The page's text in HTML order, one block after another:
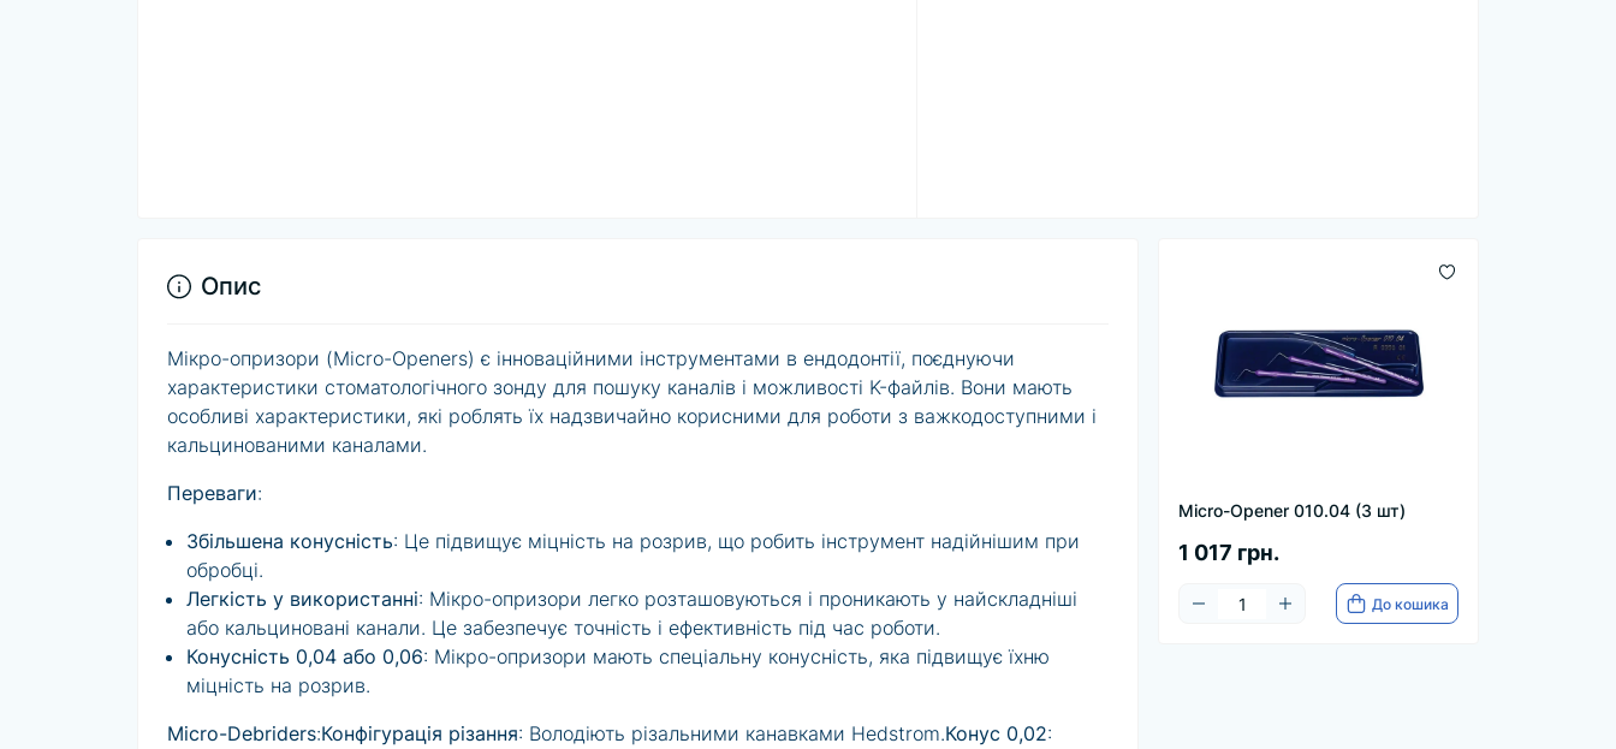
Micro-Opener 010.04 (3 шт)
1 017 грн.
До кошика
Опис
Мікро-опризори (Micro-Openers) є інноваційними інструментами в ендодонтії, поєднуючи
характеристики стоматологічного зонду для пошуку каналів і можливості K-файлів. Вони мають
особливі характеристики, які роблять їх надзвичайно корисними для роботи з важкодоступними і
кальцинованими каналами.
Переваги:
Збільшена конусність: Це підвищує міцність на розрив, що робить інструмент надійнішим при
обробці.
Легкість у використанні: Мікро-опризори легко розташовуються і проникають у найскладніші
або кальциновані канали. Це забезпечує точність і ефективність під час роботи.
Конусність 0,04 або 0,06: Мікро-опризори мають спеціальну конусність, яка підвищує їхню
міцність на розрив.
Micro-Debriders:Конфігурація різання: Володіють різальними канавками Hedstrom.Конус 0,02: